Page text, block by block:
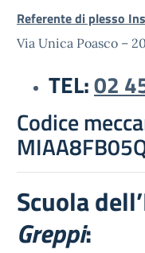
Referente di plesso
Via Unica Poasco –
TEL:02
Codice
Scuola
Greppi: